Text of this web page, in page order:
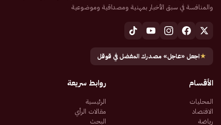
والمنافسة في سبق الأخبار بمهنية ومصداقية وموضوعية
★اجعل «عاجل» مصدرك المفضل في قوقل
الأقسام
المحليات
الاقتصاد
رياضة
روابط سريعة
الرئيسية
مقالات الرأي
البحث